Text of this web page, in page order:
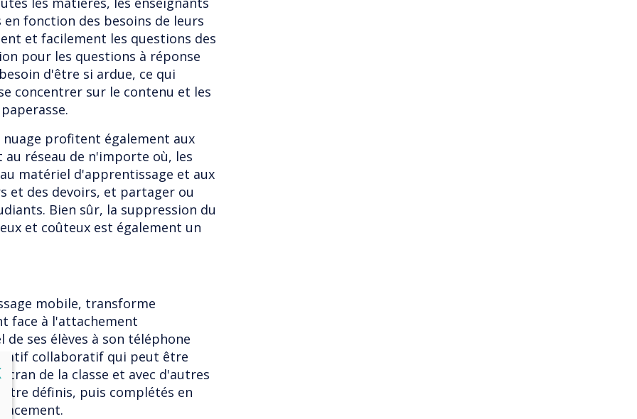
fonction des besoins de leurs
et facilement les questions des
pour les questions à réponse
d'être si ardue, ce qui
concentrer sur le contenu et les
nuage profitent également aux
réseau de n'importe où, les
matériel d'apprentissage et aux
et des devoirs, et partager ou
Bien sûr, la suppression du
et coûteux est également un
mobile, transforme
face à l'attachement
ses élèves à son téléphone
collaboratif qui peut être
de la classe et avec d'autres
être définis, puis complétés en